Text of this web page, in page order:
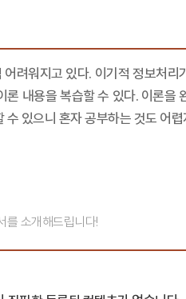
려워지고 있다. 이기적 정보처리
론 내용을 복습할 수 있다. 이론
수 있으니 혼자 공부하는 것도 어
를 소개해드립니다!